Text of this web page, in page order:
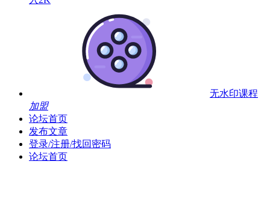
无水印课程
加盟
论坛首页
发布文章
登录/注册/找回密码
论坛首页